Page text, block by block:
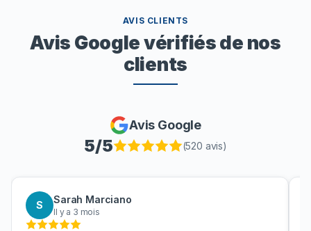
AVIS CLIENTS
Avis Google vérifiés de nos
clients
Avis Google
5/5 (520 avis)
S Sarah Marciano
Il y a 3 mois